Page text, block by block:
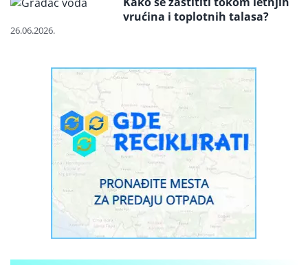
vrućina i toplotnih talasa?
26.06.2026.